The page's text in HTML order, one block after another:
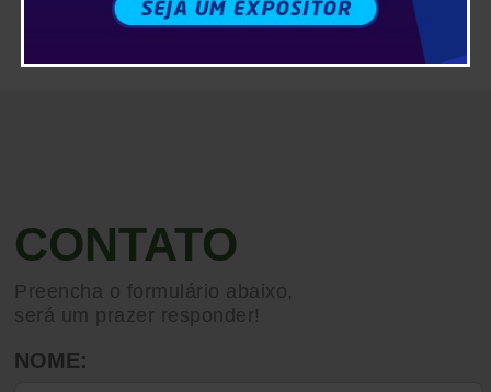
CONTATO
Preencha o formulário abaixo,
será um prazer responder!
NOME: